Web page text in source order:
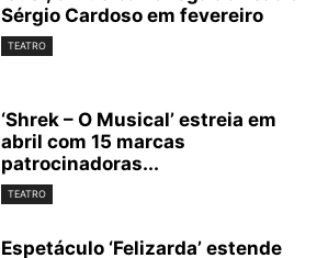
Sérgio Cardoso em fevereiro
TEATRO
‘Shrek – O Musical’ estreia em
abril com 15 marcas
patrocinadoras...
TEATRO
Espetáculo ‘Felizarda’ estende